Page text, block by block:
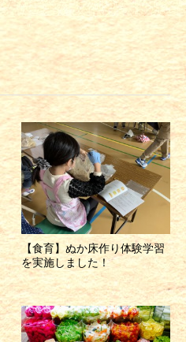
【食育】ぬか床作り体験学習
を実施しました！